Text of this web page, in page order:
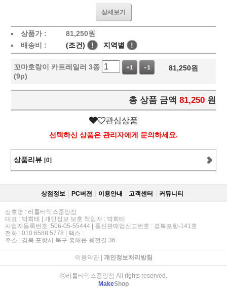
상세보기
상품가 : 81,250원
배송비 :
(조건) ! 지역별 !
꼬마호랑이 카트레일러 3종
(9p)
+1 -1 81,250원
총 상품 금액 81,250 원
관심상품
선택하신 상품은 관리자에게 문의하세요.
상품리뷰 [0]
상점정보 PC버젼 이용안내 고객센터 커뮤니티
상호명 : 리틀타익스중앙점
대표 : 박희태 | 개인정보 보호 책임자 : 박희태
사업자등록번호 :506-05-55444 | 통신판매업신고번호 : 경북포항-141호
전화 : 010.6588.5778 | 팩스 :
주소 : 경북 포항시 북구 흥해읍 용전길 36
이용약관| 개인정보처리방침
ⓒ리틀타익스중앙점 All rights reserved.
MakeShop